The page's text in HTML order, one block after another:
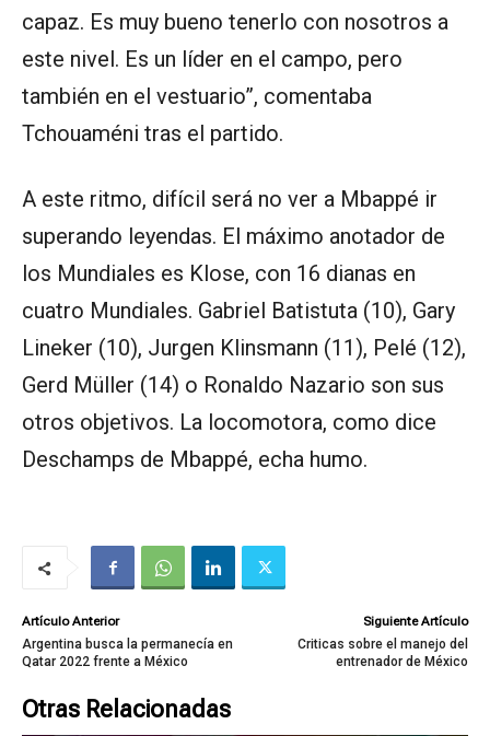
capaz. Es muy bueno tenerlo con nosotros a
este nivel. Es un líder en el campo, pero
también en el vestuario”, comentaba
Tchouaméni tras el partido.
A este ritmo, difícil será no ver a Mbappé ir
superando leyendas. El máximo anotador de
los Mundiales es Klose, con 16 dianas en
cuatro Mundiales. Gabriel Batistuta (10), Gary
Lineker (10), Jurgen Klinsmann (11), Pelé (12),
Gerd Müller (14) o Ronaldo Nazario son sus
otros objetivos. La locomotora, como dice
Deschamps de Mbappé, echa humo.
Artículo Anterior
Argentina busca la permanecía en
Qatar 2022 frente a México
Siguiente Artículo
Criticas sobre el manejo del
entrenador de México
Otras Relacionadas